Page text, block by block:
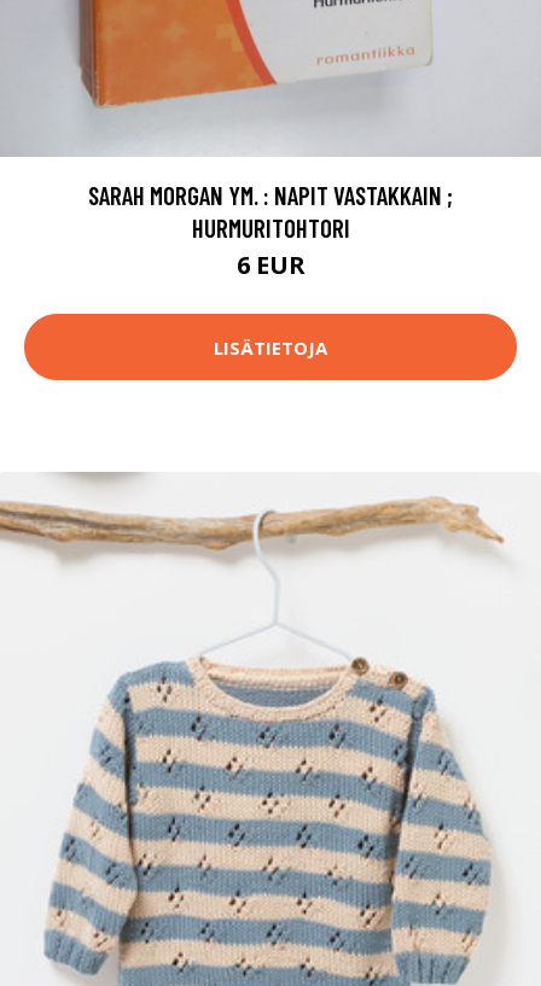
SARAH MORGAN YM. : NAPIT VASTAKKAIN ;
HURMURITOHTORI
6 EUR
LISÄTIETOJA